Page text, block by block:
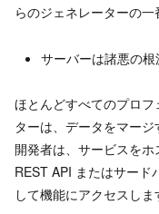
らのジェネレーターの一
サーバーは諸悪の根
ほとんどすべてのプロ
ターは、データをマージ
開発者は、サービスをホ
REST API またはサー
して機能にアクセスしま